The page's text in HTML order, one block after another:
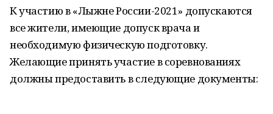
К участию в «Лыжне России-2021» допускаются
все жители, имеющие допуск врача и
необходимую физическую подготовку.
Желающие принять участие в соревнованиях
должны предоставить в следующие документы: